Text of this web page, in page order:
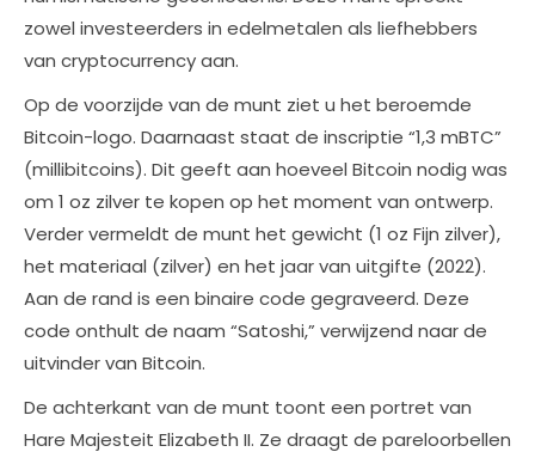
zowel investeerders in edelmetalen als liefhebbers
van cryptocurrency aan.
Op de voorzijde van de munt ziet u het beroemde
Bitcoin-logo. Daarnaast staat de inscriptie “1,3 mBTC”
(millibitcoins). Dit geeft aan hoeveel Bitcoin nodig was
om 1 oz zilver te kopen op het moment van ontwerp.
Verder vermeldt de munt het gewicht (1 oz Fijn zilver),
het materiaal (zilver) en het jaar van uitgifte (2022).
Aan de rand is een binaire code gegraveerd. Deze
code onthult de naam “Satoshi,” verwijzend naar de
uitvinder van Bitcoin.
De achterkant van de munt toont een portret van
Hare Majesteit Elizabeth II. Ze draagt de pareloorbellen